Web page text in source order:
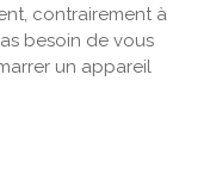
contrairement à
besoin de vous
un appareil